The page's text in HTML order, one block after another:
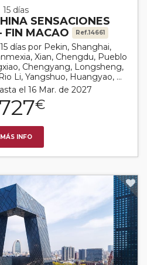
15 días
SENSACIONES
FIN MACAO
Ref.14661
días por Pekin, Shanghai,
Xian, Chengdu, Pueblo
Chengyang, Longsheng,
Li, Yangshuo, Huangyao, ...
el 16 Mar. de 2027
€
MÁS INFO